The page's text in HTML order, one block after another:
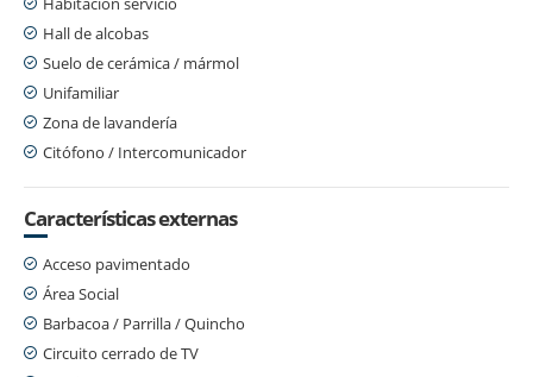
Hall de alcobas
Suelo de cerámica / mármol
Unifamiliar
Zona de lavandería
Citófono / Intercomunicador
Características externas
Acceso pavimentado
Área Social
Barbacoa / Parrilla / Quincho
Circuito cerrado de TV